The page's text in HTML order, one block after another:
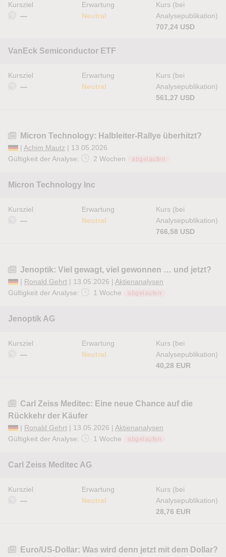
Kursziel
—
Erwartung
Neutral
Kurs (bei
Analysepublikation)
707,24 USD
VanEck Semiconductor ETF
Kursziel
—
Erwartung
Neutral
Kurs (bei
Analysepublikation)
561,27 USD
Micron Technology: Halbleiter-Rallye überhitzt?
| Achim Mautz | 13.05.2026
Gültigkeit der Analyse:
2 Wochen abgelaufen
Micron Technology Inc
Kursziel
—
Erwartung
Neutral
Kurs (bei
Analysepublikation)
766,58 USD
Jenoptik: Viel gewagt, viel gewonnen … und jetzt?
| Ronald Gehrt | 13.05.2026 | Aktienanalysen
Gültigkeit der Analyse:
1 Woche abgelaufen
Jenoptik AG
Kursziel
—
Erwartung
Neutral
Kurs (bei
Analysepublikation)
40,28 EUR
Carl Zeiss Meditec: Eine neue Chance auf die
Rückkehr der Käufer
| Ronald Gehrt | 13.05.2026 | Aktienanalysen
Gültigkeit der Analyse:
1 Woche abgelaufen
Carl Zeiss Meditec AG
Kursziel
—
Erwartung
Neutral
Kurs (bei
Analysepublikation)
28,76 EUR
Euro/US-Dollar: Was wird denn jetzt mit dem Dollar?